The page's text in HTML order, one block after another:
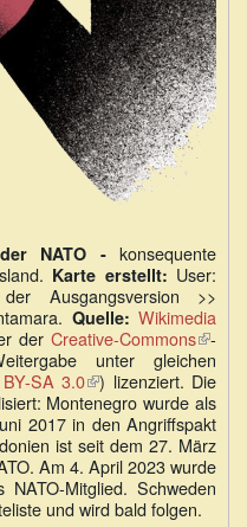
NATO - konsequente
Karte erstellt: User:
Ausgangsversion >>
Quelle: Wikimedia
der Creative-Commons(Link
ist
-
unter gleichen
SA 3.0(Link
ist
extern)
) lizenziert. Die
Montenegro wurde als
2017 in den Angriffspakt
ist seit dem 27. März
Am 4. April 2023 wurde
Mitglied. Schweden
und wird bald folgen.